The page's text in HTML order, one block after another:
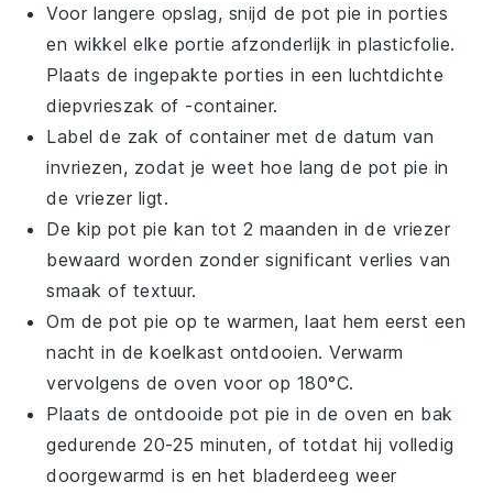
Voor langere opslag, snijd depot pie in porties
en wikkel elke portie afzonderlijk in plasticfolie.
Plaats de ingepakte porties in een luchtdichte
diepvrieszak of -container.
Label de zak of container met de datum van
invriezen, zodat je weet hoe lang de pot pie in
de vriezer ligt.
De kip pot pie kan tot 2 maanden in de vriezer
bewaard worden zonder significant verlies van
smaak of textuur.
Om depot pie op te warmen, laat hem eerst een
nacht in de koelkast ontdooien. Verwarm
vervolgens de oven voor op 180°C.
Plaats de ontdooidepot pie in de oven en bak
gedurende 20-25 minuten, of totdat hij volledig
doorgewarmd is en het bladerdeeg weer